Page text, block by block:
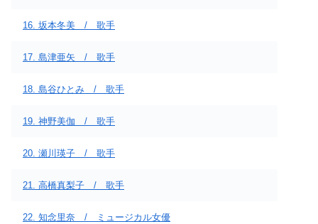
16. 坂本冬美 / 歌手
17. 島津亜矢 / 歌手
18. 島谷ひとみ / 歌手
19. 神野美伽 / 歌手
20. 瀬川瑛子 / 歌手
21. 高橋真梨子 / 歌手
22. 知念里奈 / ミュージカル女優